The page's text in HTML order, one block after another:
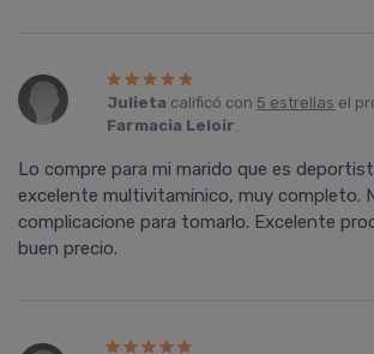
Julieta calificó con 5 estrellas el
Farmacia Leloir.
Lo compre para mi marido que es
excelente multivitaminico, muy completo.
complicacione para tomarlo. Excelente
buen precio.